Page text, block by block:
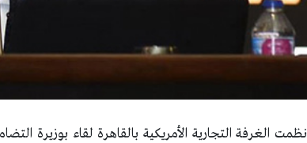
نظمت الغرفة التجارية الأمريكية بالقاهرة لقاء بوزيرة